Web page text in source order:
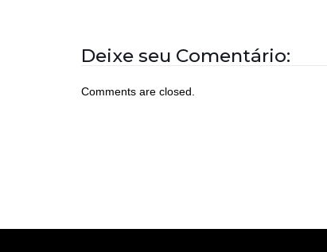
Deixe seu Comentário:
Comments are closed.